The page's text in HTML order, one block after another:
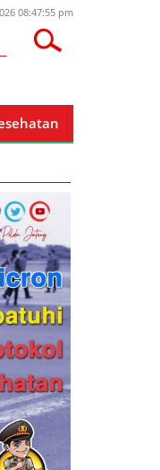
08:47:55 pm
Berlalulintas Demi